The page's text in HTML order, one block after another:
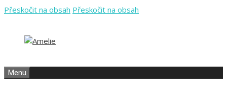
Přeskočit na obsah Přeskočit na obsah
Menu